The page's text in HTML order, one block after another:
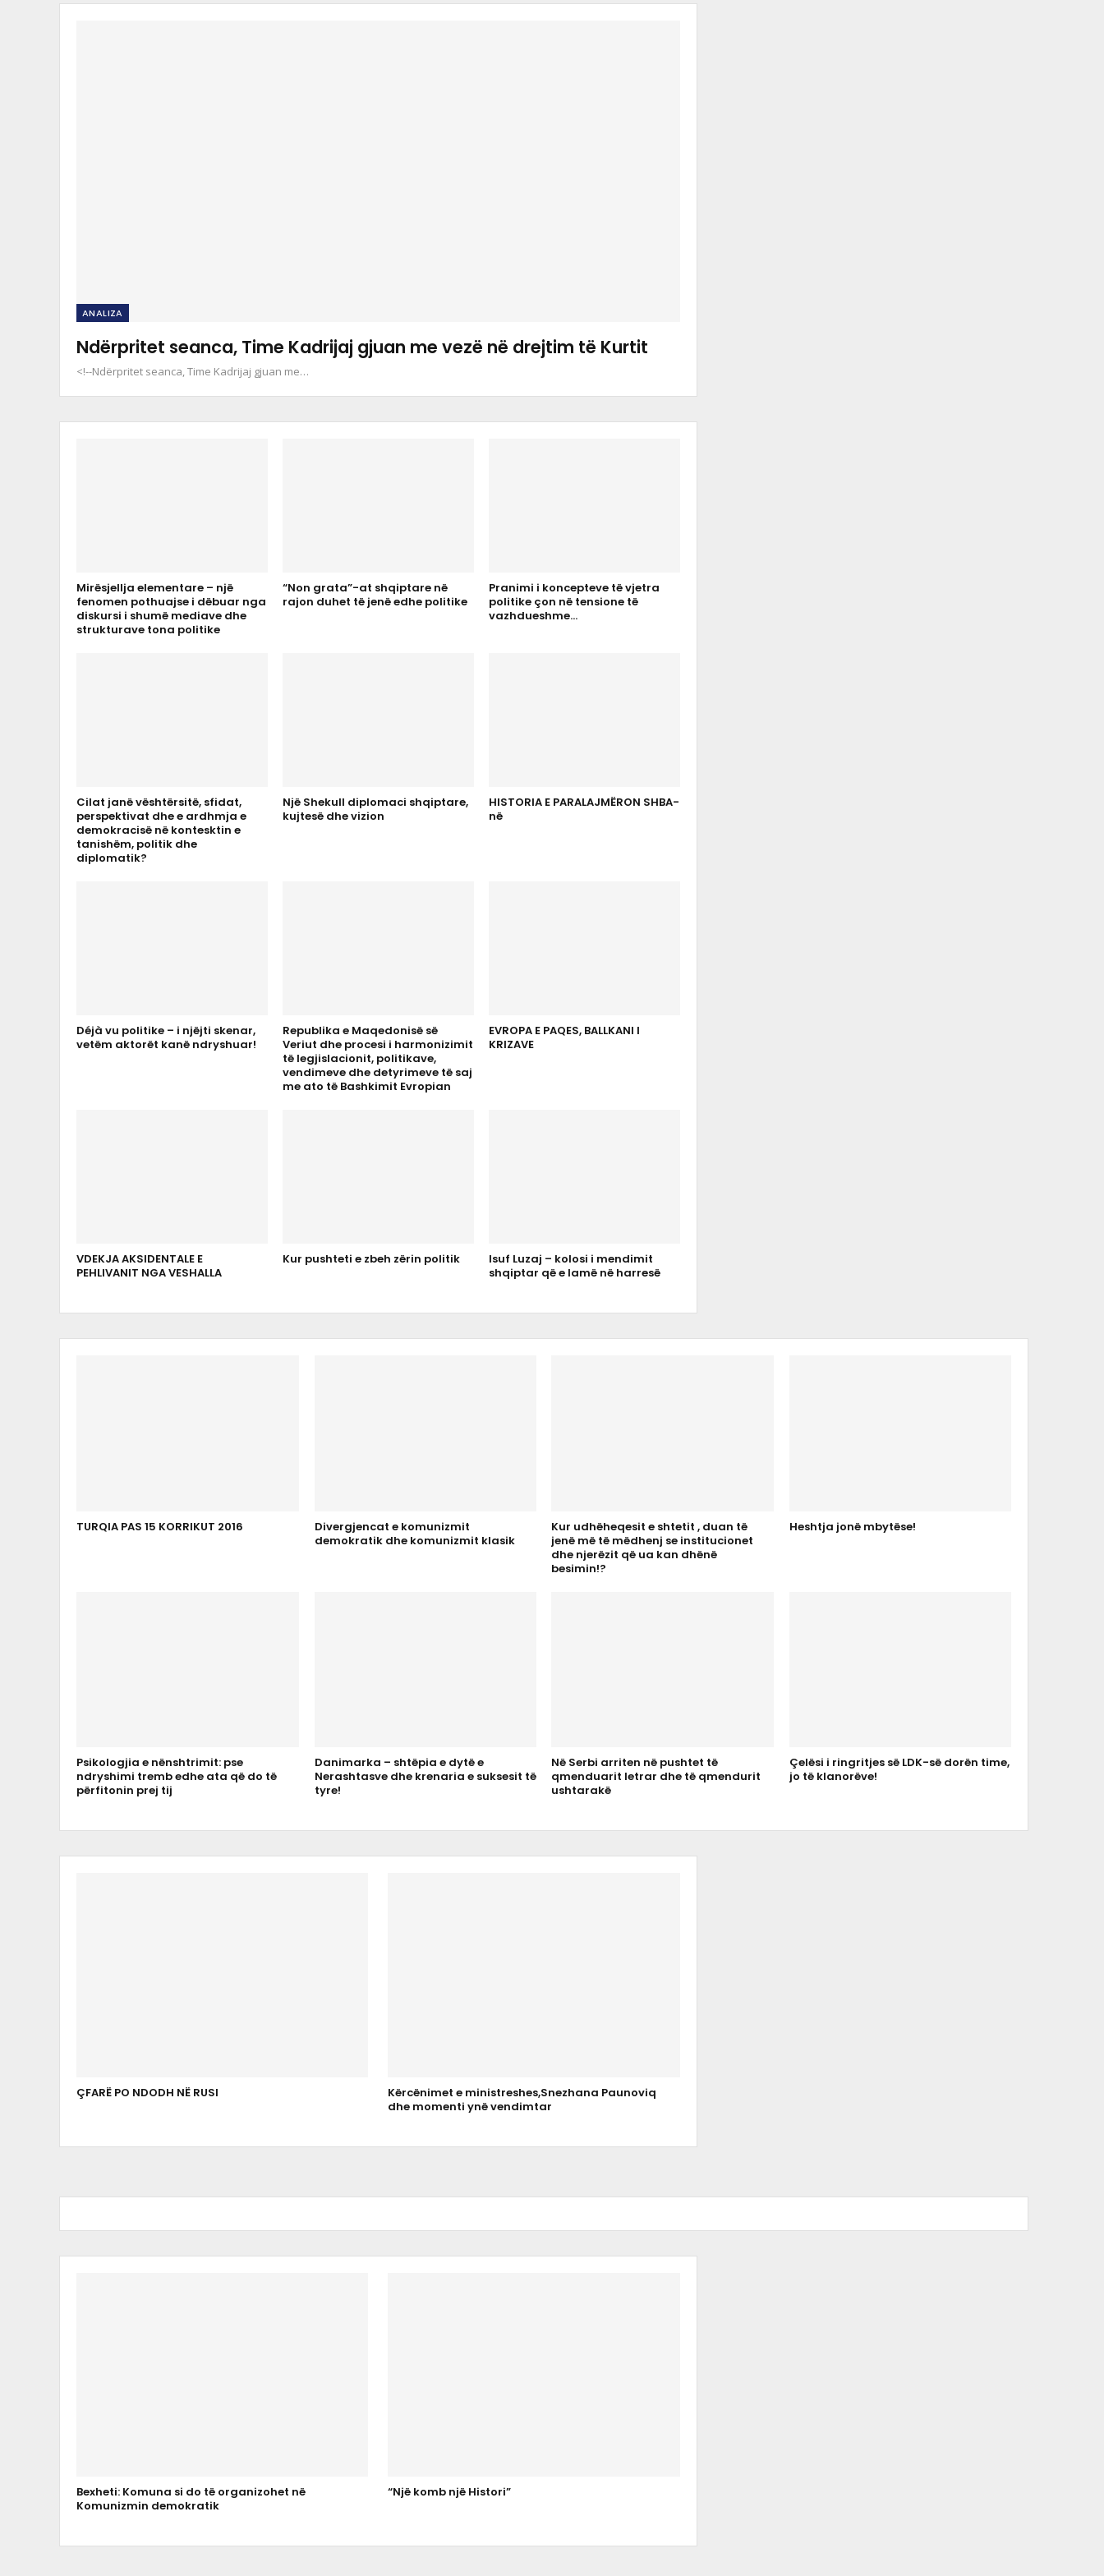
ANALIZA
Ndërpritet seanca, Time Kadrijaj gjuan me vezë në drejtim të Kurtit
<!--Ndërpritet seanca, Time Kadrijaj gjuan me…
Mirësjellja elementare – një
fenomen pothuajse i dëbuar nga
diskursi i shumë mediave dhe
strukturave tona politike
“Non grata”-at shqiptare në
rajon duhet të jenë edhe politike
Pranimi i koncepteve të vjetra
politike çon në tensione të
vazhdueshme…
Cilat janë vështërsitë, sfidat,
perspektivat dhe e ardhmja e
demokracisë në kontesktin e
tanishëm, politik dhe
diplomatik?
Një Shekull diplomaci shqiptare,
kujtesë dhe vizion
HISTORIA E PARALAJMËRON SHBA-
në
Déjà vu politike – i njëjti skenar,
vetëm aktorët kanë ndryshuar!
​​Republika e Maqedonisë së
Veriut dhe procesi i harmonizimit
të legjislacionit, politikave,
vendimeve dhe detyrimeve të saj
me ato të Bashkimit Evropian
EVROPA E PAQES, BALLKANI I
KRIZAVE
VDEKJA AKSIDENTALE E
PEHLIVANIT NGA VESHALLA
Kur pushteti e zbeh zërin politik
Isuf Luzaj – kolosi i mendimit
shqiptar që e lamë në harresë
TURQIA PAS 15 KORRIKUT 2016
Divergjencat e komunizmit
demokratik dhe komunizmit klasik
Kur udhëheqesit e shtetit , duan të
jenë më të mëdhenj se institucionet
dhe njerëzit që ua kan dhënë
besimin!?
Heshtja jonë mbytëse!
Psikologjia e nënshtrimit: pse
ndryshimi tremb edhe ata që do të
përfitonin prej tij
Danimarka – shtëpia e dytë e
Nerashtasve dhe krenaria e suksesit të
tyre!
Në Serbi arriten në pushtet të
qmenduarit letrar dhe të qmendurit
ushtarakë
Çelësi i ringritjes së LDK-së dorën time,
jo të klanorëve!
ÇFARË PO NDODH NË RUSI
Kërcënimet e ministreshes,Snezhana Paunoviq
dhe momenti ynë vendimtar
Bexheti: Komuna si do të organizohet në
Komunizmin demokratik
“Një komb një Histori”